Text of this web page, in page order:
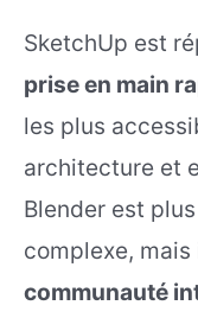
SketchUp est
prise en main
les plus
architecture et
Blender est
complexe, mais
communauté